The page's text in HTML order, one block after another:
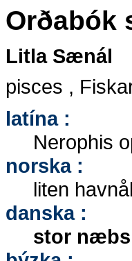
Orðabók
Litla Sænál
pisces ,
latína :
Nerophis
norska :
liten havnål
danska :
stor